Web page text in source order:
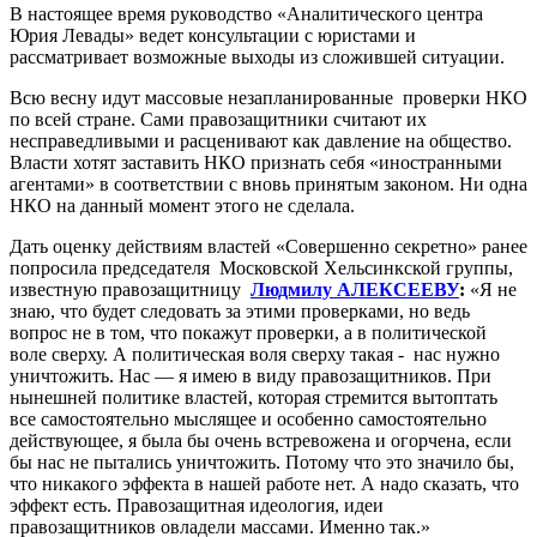
В настоящее время руководство «Аналитического центра
Юрия Левады» ведет консультации с юристами и
рассматривает возможные выходы из сложившей ситуации.
Всю весну идут массовые незапланированные проверки НКО
по всей стране. Сами правозащитники считают их
несправедливыми и расценивают как давление на общество.
Власти хотят заставить НКО признать себя «иностранными
агентами» в соответствии с вновь принятым законом. Ни одна
НКО на данный момент этого не сделала.
Дать оценку действиям властей «Совершенно секретно» ранее
попросила председателя Московской Хельсинкской группы,
известную правозащитницу Людмилу АЛЕКСЕЕВУ: «Я не
знаю, что будет следовать за этими проверками, но ведь
вопрос не в том, что покажут проверки, а в политической
воле сверху. А политическая воля сверху такая - нас нужно
уничтожить. Нас — я имею в виду правозащитников. При
нынешней политике властей, которая стремится вытоптать
все самостоятельно мыслящее и особенно самостоятельно
действующее, я была бы очень встревожена и огорчена, если
бы нас не пытались уничтожить. Потому что это значило бы,
что никакого эффекта в нашей работе нет. А надо сказать, что
эффект есть. Правозащитная идеология, идеи
правозащитников овладели массами. Именно так.»